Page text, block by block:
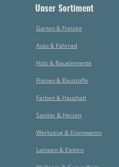
Unser Sortiment
Garten & Freizeit
Auto & Fahrrad
Holz & Bauelemente
Fliesen & Baustoffe
Farben & Haushalt
Sanitär & Heizen
Werkzeug & Eisenwaren
Lampen & Elektro